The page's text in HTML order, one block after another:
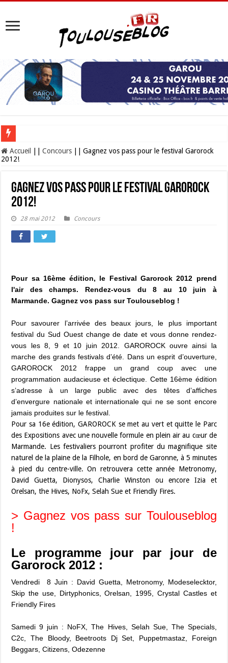
Les Nocturnes de la Cité de l’espace 2026 : l’événement incontournable de
Accueil Concours
Gagnez vos pass pour le festival Garorock
2012!
Gagnez vos pass pour le festival Garorock
2012!
28 mai 2012 Concours
Pour sa 16ème édition, le Festival Garorock 2012 prend
l'air des champs. Rendez-vous du 8 au 10 juin à
Marmande. Gagnez vos pass sur Toulouseblog !
Pour savourer l’arrivée des beaux jours, le plus important
festival du Sud Ouest change de date et vous donne rendez-
vous les 8, 9 et 10 juin 2012. GAROROCK ouvre ainsi la
marche des grands festivals d’été. Dans un esprit d’ouverture,
GAROROCK 2012 frappe un grand coup avec une
programmation audacieuse et éclectique. Cette 16ème édition
s’adresse à un large public avec des têtes d’affiches
d’envergure nationale et internationale qui ne se sont encore
jamais produites sur le festival.
Pour sa 16e édition, GAROROCK se met au vert et quitte le Parc
des Expositions avec une nouvelle formule en plein air au cœur de
Marmande. Les festivaliers pourront profiter du magnifique site
naturel de la plaine de la Filhole, en bord de Garonne, à 5 minutes
à pied du centre-ville. On retrouvera cette année Metronomy,
David Guetta, Dionysos, Charlie Winston ou encore Izia et
Orelsan, the Hives, NoFx, Selah Sue et Friendly Fires.
> Gagnez vos pass sur Toulouseblog
!
Le programme jour par jour de
Garorock 2012 :
Vendredi 8 Juin : David Guetta, Metronomy, Modeselecktor,
Skip the use, Dirtyphonics, Orelsan, 1995, Crystal Castles et
Friendly Fires
Samedi 9 juin : NoFX, The Hives, Selah Sue, The Specials,
C2c, The Bloody, Beetroots Dj Set, Puppetmastaz, Foreign
Beggars, Citizens, Odezenne